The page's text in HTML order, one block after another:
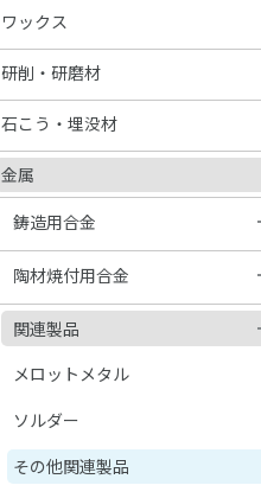
S-WAVEプリントシリーズインク
(IMD-S対応)
S-WAVEプリントシリーズインク
(UltraCraft A2D HD対応)
関連製品
ガイド
筆等作業用具
デュプリコーン
CDフラスコ
松風咬合紙
SUシリーズ
寒天印象材用シリンジ
ハイ-ボンド レジグラス
ハイ-ボンド グラスアイオノマー
CX
ハイ-ボンド カルボセメント
ハイ-ボンド カルボプラス
スーパーセメント
裏層用セメント
松風ベースセメント （ピンク）
松風ベースセメント ホワイト
松風ベースセメント デンティン
色
仮着・仮封材
仮着・仮封材
充填用セメント
グラスアイオノマー FX-LC
グラスアイオノマー FX ウルトラ
松風ハイ-ボンド グラスアイオノ
関連製品
松風ココアバター
松風バニッシュ
アクアセップ
スパチュラ・充填器具等
充填用コンポジットレジン
支台築造用レジン
歯面コーティング材
PRリペアキット
フルオロボンド シェイクワン
セラレジンボンド
フルオロボンドⅡ
ビューティボンド Xtreme
エッチング/歯面コンディショナ
ー
松風エナメルコンディショナー
関連製品
エースクラップインスツルメン
ト
ペーパーパッド
ブラシ類
ディッシュ類
セラマージュ デュオ
セラマージュ アップ
ソリデックス ハーデュラ
ソリデックス
ソリデックスシリーズ関連材料
関連製品
ライトフィルセップ
リテンションビーズ 150/ビーズ
ペン
レジングレーズ
ライトアート
筆・ブラシ類
常温重合レジン
プロビナイスシリーズ
義歯床用レジン
フィットレジン
松風アーバン
松風ポアーレジン
義歯床用レジン関連製品
印象トレー用レジン
松風トレーレジンⅡ
松風トレーレジン
粘膜調整材・機能印象材
松風ティッシュコンディショナー
Ⅱ
Ⅱ ソフト
プライマー
松風デンチャーライナー
ワックス
インレーワックス
松風カラーワックス
松風ブルーインレーワックス
松風マイティワックス
鋳造床維持装置用ワックス
松風ステップルシートワックス
松風ラインワックス
試適・実習用ワックス
カラートーニングワックス
松風歯冠色ワックス
その他ワックス
松風イエローワックス
松風ビーディングワックス
松風ピンワックス
松風ダイカラーワックス
ワックス関連製品
ナイスフィット
その他関連製品
研削・研磨材
ダイヤモンド研削材
ダイヤモンド研削材FG
ダイヤモンド研削材HP・CA
カーバイドバー
ジェットカーバイドバーHP
ジェットカーバイドバー FG
ジェットカーバイドバーFG“ショ
ートシャンク”
松風技工用カーバイドバーシリ
カーボランダム研削材
松風カーボランダムポイント
松風カーボランダムポイント ハ
ード HP
松風カーボランダムポイント フ
ァイン
松風カーボランダムホイール
アルミナ質研削材
松風ホワイトポイント
松風ピンクポイント
松風ブラウンポイント
松風セラモメタルポイント
ゴム製研磨材
グロスマスターZR
松風ジルコニア研磨キット
セラマスター コース
研磨ペースト・コンパウンド
プレサージュ
PRG プロケアジェル α
松風フェルトホイール
石こう・埋没材
石こう、埋没材
石こう
埋没材
耐火模型材
ラミナ ベストⅡ
CDインベストメント
石こう、埋没材関連製品
松風フィッティングライナー バ
イオ
金属
鋳造用合金
コバリオンEX
松風デントニッケル
金合金
陶材焼付用合金
コバルタンMB
ユニメタル EZ
金・パラジウム合金
金・パラジウム・銀合金
関連製品
メロットメタル
ソルダー
その他関連製品